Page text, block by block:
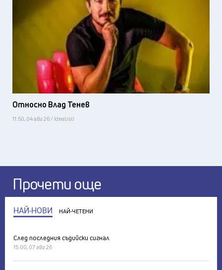
Относно Влад Тенев
11:50, 04 авг 26 / Idealisti
Прочети още
НАЙ-НОВИ НАЙ-ЧЕТЕНИ
След последния съдийски сигнал
15:00, 07 авг 26